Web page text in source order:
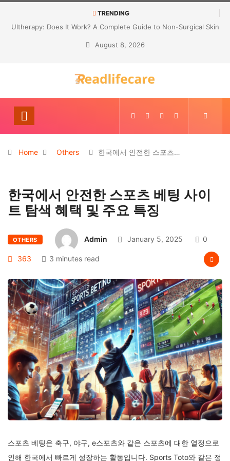
TRENDING
Ultherapy: Does It Work? A Complete Guide to Non-Surgical Skin
Tightening
August 8, 2026
Home Others 한국에서 안전한 스포츠…
한국에서 안전한 스포츠 베팅 사이
트 탐색 혜택 및 주요 특징
OTHERS Admin January 5, 2025 0
363 3 minutes read
스포츠 베팅은 축구, 야구, e스포츠와 같은 스포츠에 대한 열정으로
인해 한국에서 빠르게 성장하는 활동입니다. Sports Toto와 같은 정